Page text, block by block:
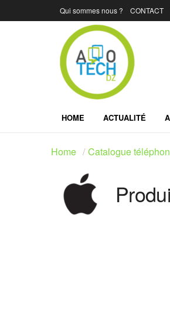
Qui sommes nous ? CONTACT
HOME ACTUALITÉ
Home Catalogue